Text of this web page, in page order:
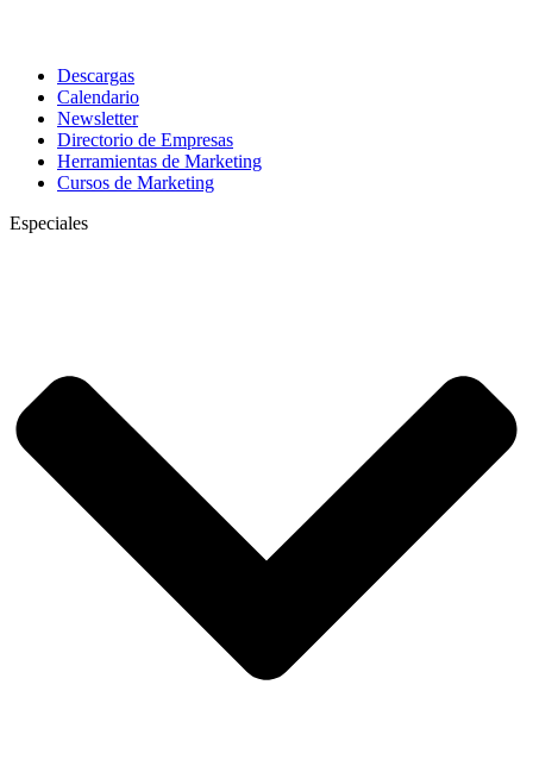
Descargas
Calendario
Newsletter
Directorio de Empresas
Herramientas de Marketing
Cursos de Marketing
Especiales